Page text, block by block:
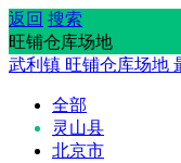
返回 搜索
旺铺仓库场地
武利镇 旺铺仓库场地
全部
灵山县
北京市